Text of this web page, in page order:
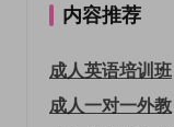
内容推荐
成人英语培训班
成人一对一外教